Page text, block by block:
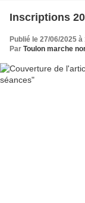
Inscriptions
Publié le 27/06/2025 à
Par Toulon marche